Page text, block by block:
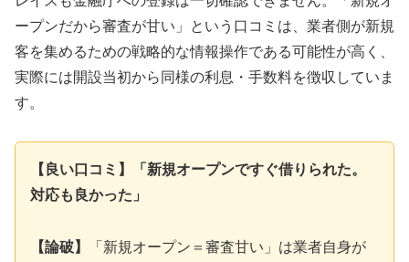
ープンだから審査が甘い」という口コミは、業者側が新規
客を集めるための戦略的な情報操作である可能性が高く、
実際には開設当初から同様の利息・手数料を徴収していま
す。
【良い口コミ】「新規オープンですぐ借りられた。
対応も良かった」
【論破】
「新規オープン＝審査甘い」は業者自身が